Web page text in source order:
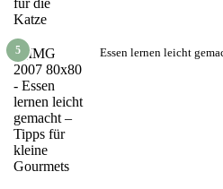
5 Essen lernen leicht